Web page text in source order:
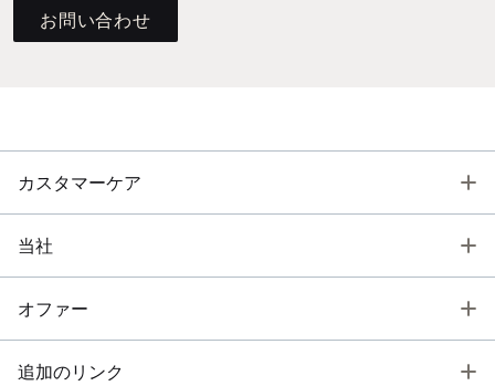
お問い合わせ
カスタマーケア
当社
オファー
追加のリンク